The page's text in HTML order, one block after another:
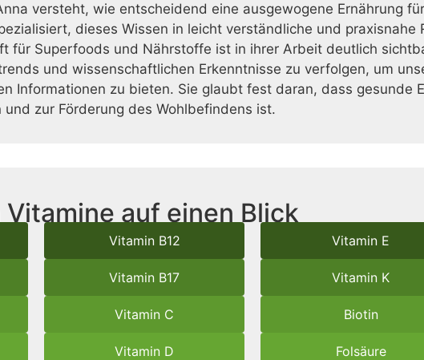
versteht, wie entscheidend eine ausgewogene Ernährung
dieses Wissen in leicht verständliche und praxisnahe
für Superfoods und Nährstoffe ist in ihrer Arbeit deutlich
und wissenschaftlichen Erkenntnisse zu verfolgen, um
Informationen zu bieten. Sie glaubt fest daran, dass gesunde
und zur Förderung des Wohlbefindens ist.
auf einen Blick
Vitamin B12
Vitamin B17
Vitamin C
Vitamin D
Vitamin E
Vitamin K
Biotin
Folsäure